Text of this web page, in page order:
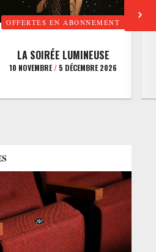
OFFERTES EN ABONNEMENT
LA SOIRÉE LUMINEUSE
10 NOVEMBRE/ 5 DÉCEMBRE 2026